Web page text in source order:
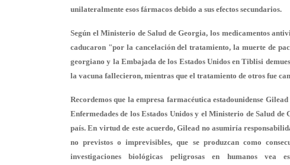
unilateralmente esos fármacos debido a sus efectos secundarios.
Según el Ministerio de Salud de Georgia, los medicamentos
caducaron "por la cancelación del tratamiento, la muerte de
georgiano y la Embajada de los Estados Unidos en Tiblisi
la vacuna fallecieron, mientras que el tratamiento de otros fue
Recordemos que la empresa farmacéutica estadounidense
Enfermedades de los Estados Unidos y el Ministerio de Salud
país. En virtud de este acuerdo, Gilead no asumiría
no previstos o imprevisibles, que se produzcan como
investigaciones biológicas peligrosas en humanos vea